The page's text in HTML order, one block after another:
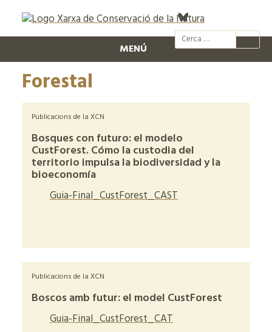
@xcn.cat
MENÚ
Forestal
Publicacions de la XCN
Bosques con futuro: el modelo
CustForest. Cómo la custodia del
territorio impulsa la biodiversidad y la
bioeconomía
Guia-Final_CustForest_CAST
Publicacions de la XCN
Boscos amb futur: el model CustForest
Guia-Final_CustForest_CAT